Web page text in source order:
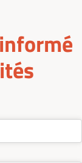
informé